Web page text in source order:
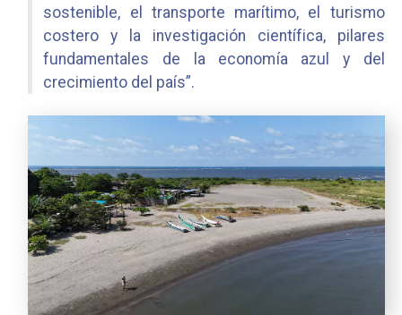
sostenible, el transporte marítimo, el turismo
costero y la investigación científica, pilares
fundamentales de la economía azul y del
crecimiento del país”.